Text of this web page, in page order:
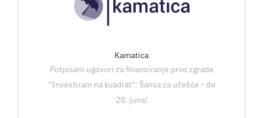
Kamatica
Potpisani ugovori za finansiranje prve zgrade
"Investiram na kvadrat": Šansa za učešće - do
28. juna!